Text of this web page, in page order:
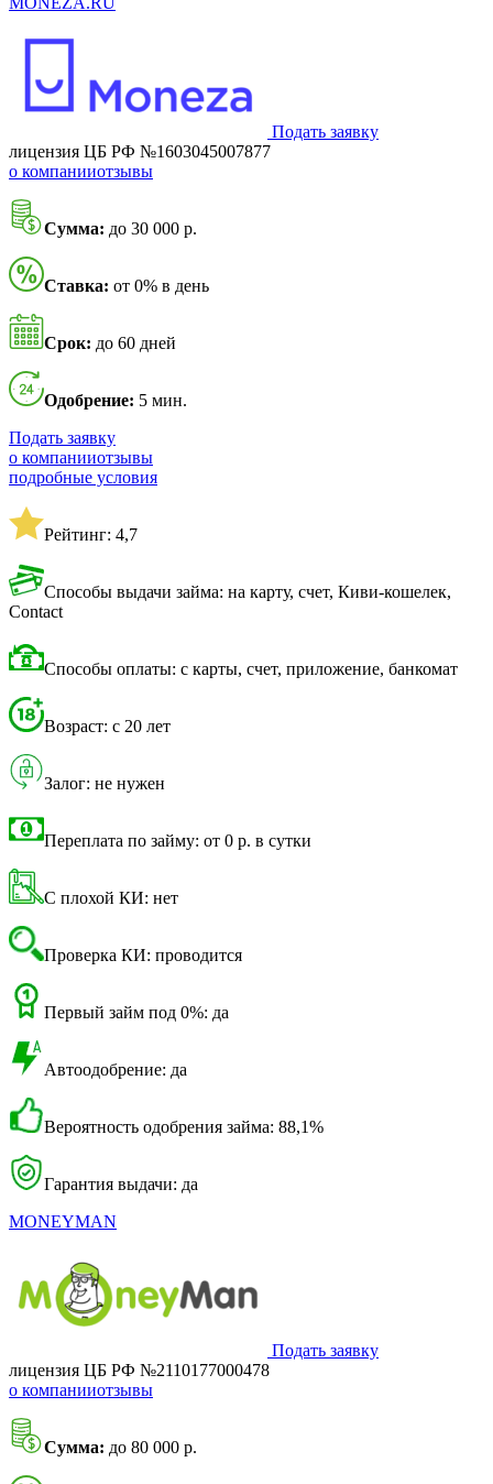
Подать заявку
лицензия ЦБ РФ №1603045007877
о компанииотзывы
Сумма: до 30 000 р.
Ставка: от 0% в день
Срок: до 60 дней
Одобрение: 5 мин.
Подать заявку
о компанииотзывы
подробные условия
Рейтинг: 4,7
Способы выдачи займа: на карту, счет, Киви-кошелек,
Contact
Способы оплаты: с карты, счет, приложение, банкомат
Возраст: с 20 лет
Залог: не нужен
Переплата по займу: от 0 р. в сутки
С плохой КИ: нет
Проверка КИ: проводится
Первый займ под 0%: да
Автоодобрение: да
Вероятность одобрения займа: 88,1%
Гарантия выдачи: да
MONEYMAN
Подать заявку
лицензия ЦБ РФ №2110177000478
о компанииотзывы
Сумма: до 80 000 р.